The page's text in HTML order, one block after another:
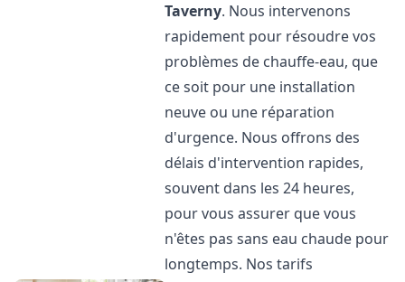
Taverny. Nous intervenons
rapidement pour résoudre vos
problèmes de chauffe-eau, que
ce soit pour une installation
neuve ou une réparation
d'urgence. Nous offrons des
délais d'intervention rapides,
souvent dans les 24 heures,
pour vous assurer que vous
n'êtes pas sans eau chaude pour
longtemps. Nos tarifs